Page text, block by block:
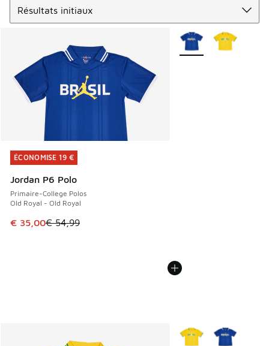
ÉCONOMISE 19 €
Jordan P6 Polo
Primaire-College Polos
Old Royal - Old Royal
Cet article est en promotion. Prix en baisse de € 54,99 à
€ 35,00€ 54,99
ÉCONOMISE 19 €
Plus de couleurs
Plus de couleurs